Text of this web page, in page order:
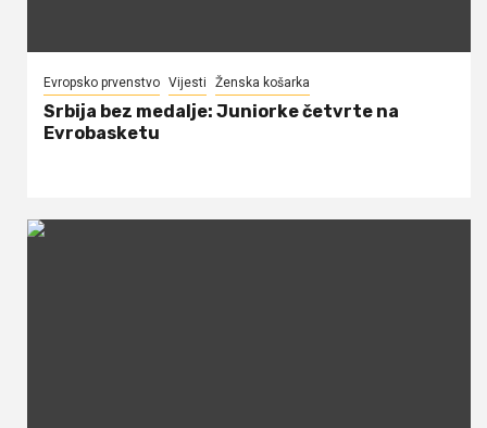
Evropsko prvenstvo Vijesti Ženska košarka
Srbija bez medalje: Juniorke četvrte na
Evrobasketu